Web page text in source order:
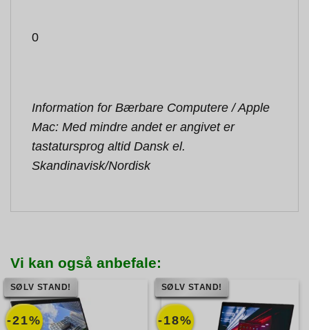
0
Information for Bærbare Computere / Apple
Mac: Med mindre andet er angivet er
tastatursprog altid Dansk el.
Skandinavisk/Nordisk
Vi kan også anbefale:
-21%
SØLV STAND!
-18%
SØLV STAND!